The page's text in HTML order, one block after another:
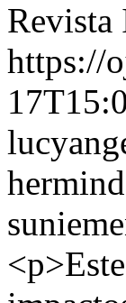
Revista
https://